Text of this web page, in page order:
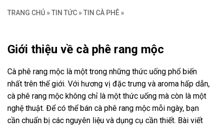
TRANG CHỦ » TIN TỨC » TIN CÀ PHÊ »
Giới thiệu về cà phê rang mộc
Cà phê rang mộc là một trong những thức uống phổ biến
nhất trên thế giới. Với hương vị đặc trưng và aroma hấp dẫn,
cà phê rang mộc không chỉ là một thức uống mà còn là một
nghệ thuật. Để có thể bán cà phê rang mộc mỗi ngày, bạn
cần chuẩn bị các nguyên liệu và dụng cụ cần thiết. Bài viết